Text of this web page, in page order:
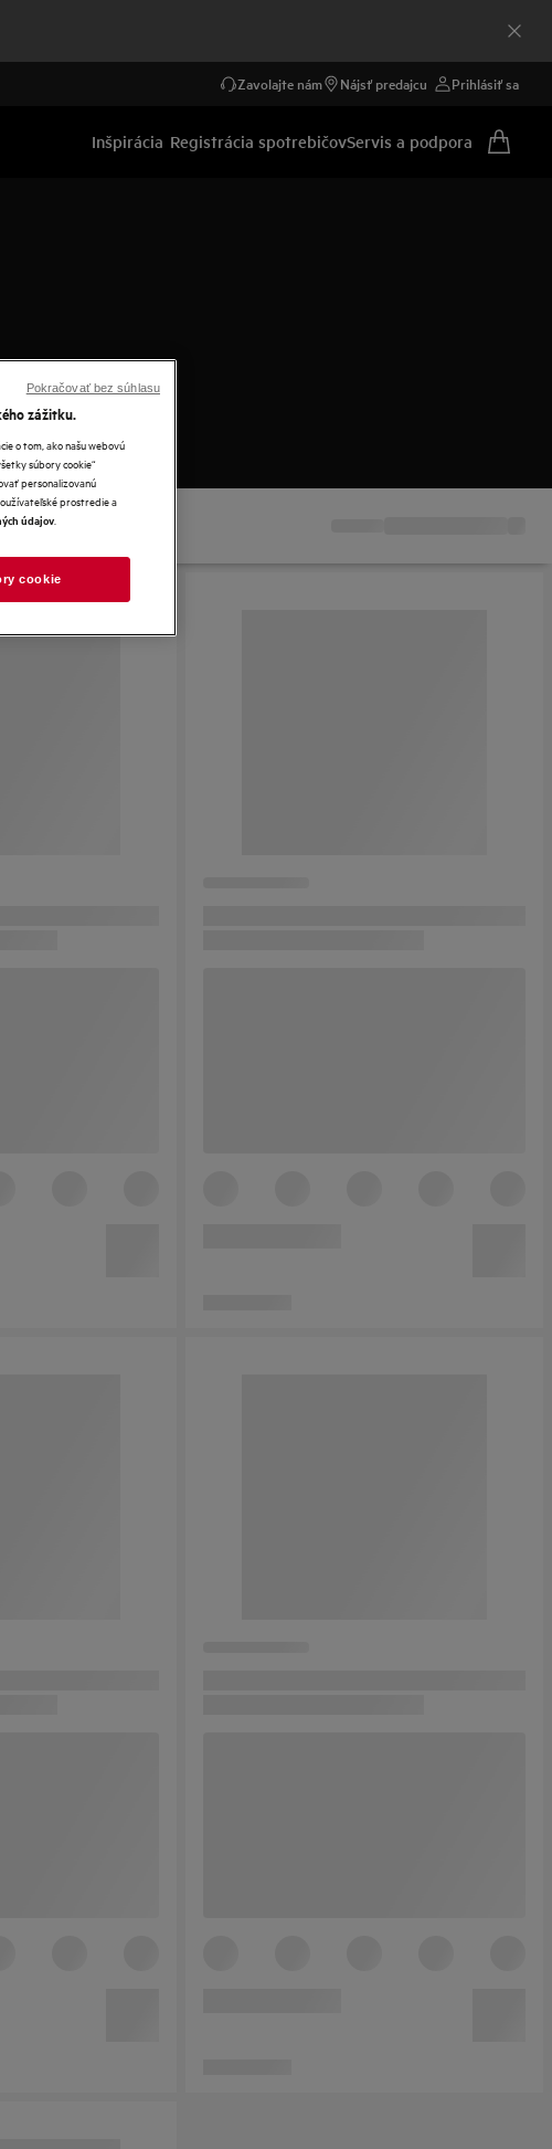
Zavolajte nám Nájsť predajcu Prihlásiť sa
Inšpirácia Registrácia spotrebičovServis a podpora
zážitku.
o tom, ako našu webovú
súbory cookie“
personalizovanú
prostredie a
údajov
cookie
Pokračovať bez súhlasu